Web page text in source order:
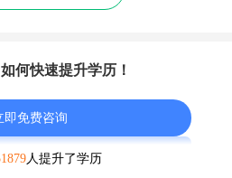
何快速提升学历！
即免费咨询
人提升了学历